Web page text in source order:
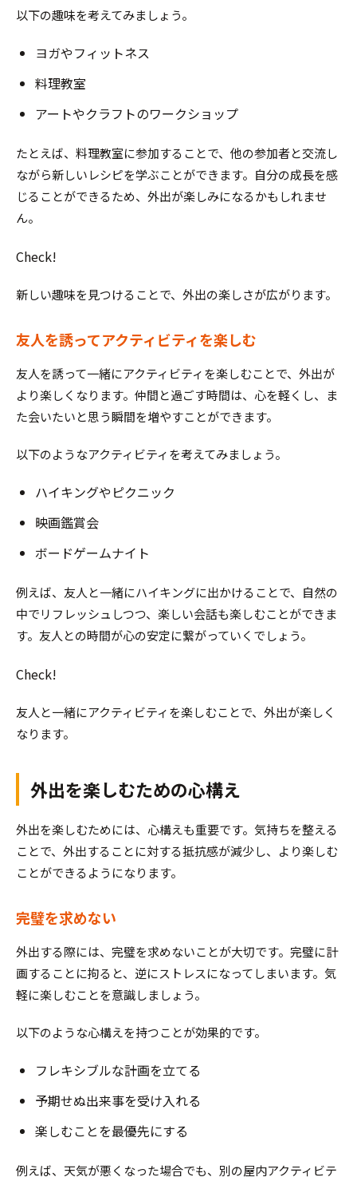
以下の趣味を考えてみましょう。
ヨガやフィットネス
料理教室
アートやクラフトのワークショップ
たとえば、料理教室に参加することで、他の参加者と交流し
ながら新しいレシピを学ぶことができます。自分の成長を感
じることができるため、外出が楽しみになるかもしれませ
ん。
Check!
新しい趣味を見つけることで、外出の楽しさが広がります。
友人を誘ってアクティビティを楽しむ
友人を誘って一緒にアクティビティを楽しむことで、外出が
より楽しくなります。仲間と過ごす時間は、心を軽くし、ま
た会いたいと思う瞬間を増やすことができます。
以下のようなアクティビティを考えてみましょう。
ハイキングやピクニック
映画鑑賞会
ボードゲームナイト
例えば、友人と一緒にハイキングに出かけることで、自然の
中でリフレッシュしつつ、楽しい会話も楽しむことができま
す。友人との時間が心の安定に繋がっていくでしょう。
Check!
友人と一緒にアクティビティを楽しむことで、外出が楽しく
なります。
外出を楽しむための心構え
外出を楽しむためには、心構えも重要です。気持ちを整える
ことで、外出することに対する抵抗感が減少し、より楽しむ
ことができるようになります。
完璧を求めない
外出する際には、完璧を求めないことが大切です。完璧に計
画することに拘ると、逆にストレスになってしまいます。気
軽に楽しむことを意識しましょう。
以下のような心構えを持つことが効果的です。
フレキシブルな計画を立てる
予期せぬ出来事を受け入れる
楽しむことを最優先にする
例えば、天気が悪くなった場合でも、別の屋内アクティビテ